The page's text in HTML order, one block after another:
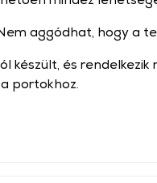
aggódhat, hogy a
készült, és rendelkezik
portokhoz.